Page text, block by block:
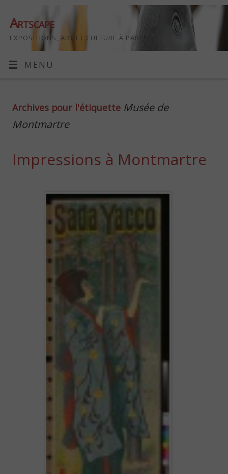
Artscape
EXPOSITIONS, ART ET CULTURE À PARIS
MENU
Archives pour l'étiquette Musée de
Montmartre
Impressions à Montmartre